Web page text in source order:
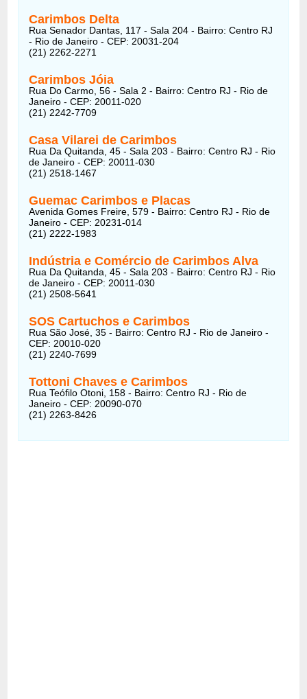
Carimbos Delta
Rua Senador Dantas, 117 - Sala 204 - Bairro: Centro RJ
- Rio de Janeiro - CEP: 20031-204
(21) 2262-2271
Carimbos Jóia
Rua Do Carmo, 56 - Sala 2 - Bairro: Centro RJ - Rio de
Janeiro - CEP: 20011-020
(21) 2242-7709
Casa Vilarei de Carimbos
Rua Da Quitanda, 45 - Sala 203 - Bairro: Centro RJ - Rio
de Janeiro - CEP: 20011-030
(21) 2518-1467
Guemac Carimbos e Placas
Avenida Gomes Freire, 579 - Bairro: Centro RJ - Rio de
Janeiro - CEP: 20231-014
(21) 2222-1983
Indústria e Comércio de Carimbos Alva
Rua Da Quitanda, 45 - Sala 203 - Bairro: Centro RJ - Rio
de Janeiro - CEP: 20011-030
(21) 2508-5641
SOS Cartuchos e Carimbos
Rua São José, 35 - Bairro: Centro RJ - Rio de Janeiro -
CEP: 20010-020
(21) 2240-7699
Tottoni Chaves e Carimbos
Rua Teófilo Otoni, 158 - Bairro: Centro RJ - Rio de
Janeiro - CEP: 20090-070
(21) 2263-8426